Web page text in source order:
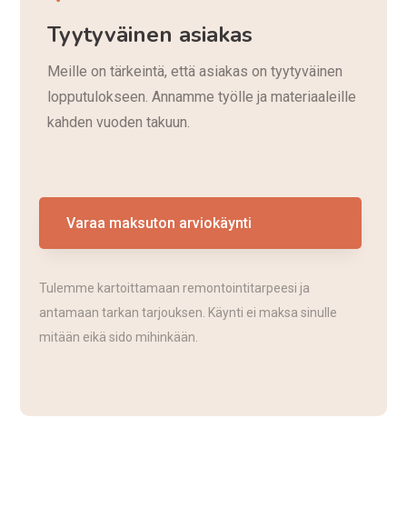
Tyytyväinen asiakas
Meille on tärkeintä, että asiakas on tyytyväinen
lopputulokseen. Annamme työlle ja materiaaleille
kahden vuoden takuun.
Varaa maksuton arviokäynti
Tulemme kartoittamaan remontointitarpeesi ja
antamaan tarkan tarjouksen. Käynti ei maksa sinulle
mitään eikä sido mihinkään.